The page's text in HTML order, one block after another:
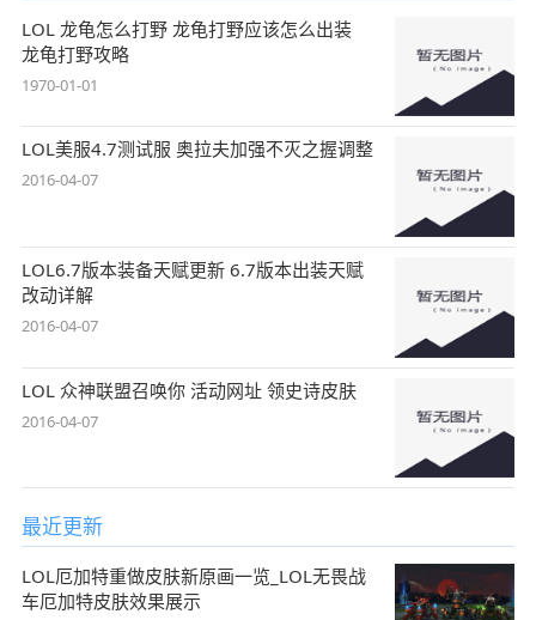
LOL 龙龟怎么打野 龙龟打野应该怎么出装
龙龟打野攻略
1970-01-01
LOL美服4.7测试服 奥拉夫加强不灭之握调整
2016-04-07
LOL6.7版本装备天赋更新 6.7版本出装天赋
改动详解
2016-04-07
LOL 众神联盟召唤你 活动网址 领史诗皮肤
2016-04-07
最近更新
LOL厄加特重做皮肤新原画一览_LOL无畏战
车厄加特皮肤效果展示